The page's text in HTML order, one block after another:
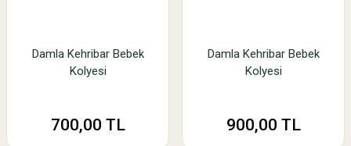
Damla Kehribar Bebek
Kolyesi
700,00 TL
Damla Kehribar Bebek
Kolyesi
900,00 TL